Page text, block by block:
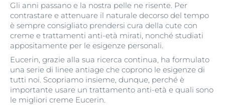
Gli anni passano e la nostra pelle ne risente. Per
contrastare e attenuare il naturale decorso del tempo
è sempre consigliato prendersi cura della cute con
creme e trattamenti anti-età mirati, nonché studiati
appositamente per le esigenze personali.
Eucerin, grazie alla sua ricerca continua, ha formulato
una serie di linee antiage che coprono le esigenze di
tutti noi. Scopriamo insieme, dunque, perché è
importante usare un trattamento anti-età e quali sono
le migliori creme Eucerin.